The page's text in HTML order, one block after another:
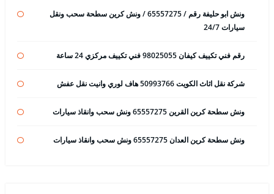
ونش ابو حليفة رقم / 65557275 / ونش كرين سطحة سحب ونقل
سيارات 24/7
رقم فني تكييف كيفان 98025055 فني تكييف مركزي 24 ساعة
شركة نقل اثاث الكويت 50993766 هاف لوري وانيت نقل عفش
ونش سطحة كرين القرين 65557275 ونش سحب وانقاذ سيارات
ونش سطحة كرين العدان 65557275 ونش سحب وانقاذ سيارات